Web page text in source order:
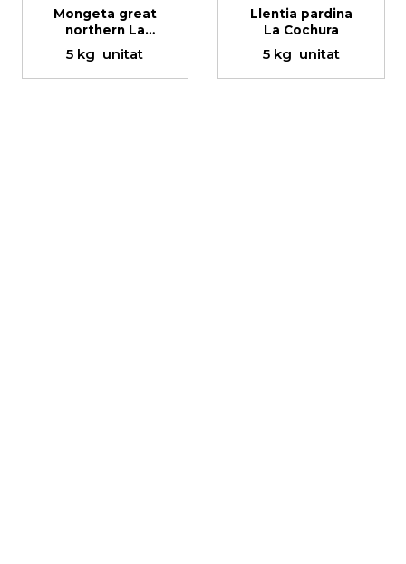
Mongeta great
northern La
Cochura
5 kg unitat
Llentia pardina
La Cochura
5 kg unitat